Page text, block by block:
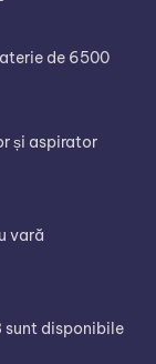
de 6500
și aspirator
vară
sunt disponibile